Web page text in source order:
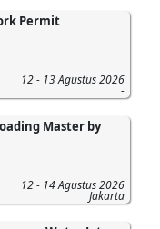
Permit
12 - 13 Agustus 2026
-
Master by
12 - 14 Agustus 2026
Jakarta